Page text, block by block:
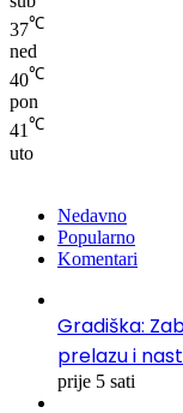
37℃
ned
40℃
pon
41℃
uto
Nedavno
Popularno
Komentari
Gradiška:
prelazu i
prije 5 sati